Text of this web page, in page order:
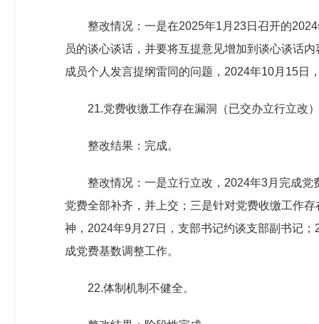
整改情况：一是在2025年1月23日召开的
员的谈心谈话，并要将互提意见增加到谈心谈话
成员个人发言提纲雷同的问题，2024年10月15日
21.党费收缴工作存在漏洞（已交办立行立改
整改结果：完成。
整改情况：一是立行立改，2024年3月完成
党费全部补齐，并上交；三是针对党费收缴工作
神，2024年9月27日，支部书记约谈支部副书记
成党费基数调整工作。
22.体制机制不健全。